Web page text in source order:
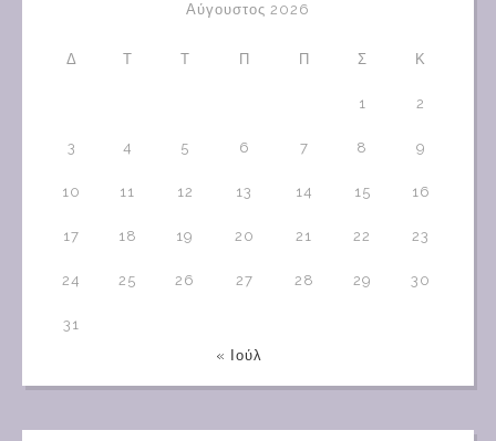
Αύγουστος 2026
Δ Τ Τ Π Π Σ Κ
1 2
3 4 5 6 7 8 9
10 11 12 13 14 15 16
17 18 19 20 21 22 23
24 25 26 27 28 29 30
31
« Ιούλ